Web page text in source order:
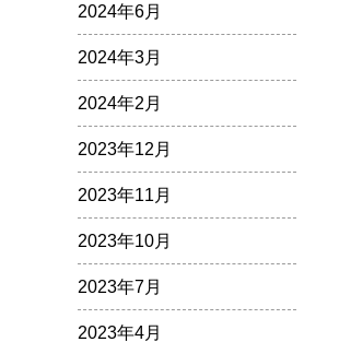
2024年6月
2024年3月
2024年2月
2023年12月
2023年11月
2023年10月
2023年7月
2023年4月